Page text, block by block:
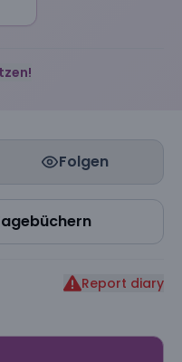
Folgen
Report diary